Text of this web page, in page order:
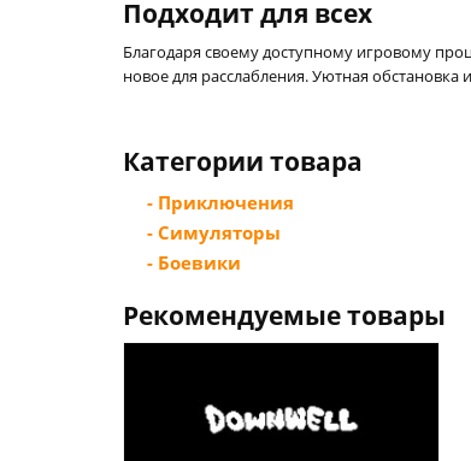
Подходит для всех
Благодаря своему доступному игровому
новое для расслабления. Уютная
Категории товара
- Приключения
- Симуляторы
- Боевики
Рекомендуемые товары